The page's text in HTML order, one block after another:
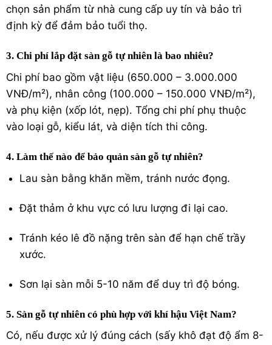
chọn sản phẩm từ nhà cung cấp uy tín và bảo trì
định kỳ để đảm bảo tuổi thọ.
3. Chi phí lắp đặt sàn gỗ tự nhiên là bao nhiêu?
Chi phí bao gồm vật liệu (650.000 – 3.000.000
VNĐ/m²), nhân công (100.000 – 150.000 VNĐ/m²),
và phụ kiện (xốp lót, nẹp). Tổng chi phí phụ thuộc
vào loại gỗ, kiểu lát, và diện tích thi công.
4. Làm thế nào để bảo quản sàn gỗ tự nhiên?
Lau sàn bằng khăn mềm, tránh nước đọng.
Đặt thảm ở khu vực có lưu lượng đi lại cao.
Tránh kéo lê đồ nặng trên sàn để hạn chế trầy
xước.
Sơn lại sàn mỗi 5-10 năm để duy trì độ bóng.
5. Sàn gỗ tự nhiên có phù hợp với khí hậu Việt Nam?
Có, nếu được xử lý đúng cách (sấy khô đạt độ ẩm 8-